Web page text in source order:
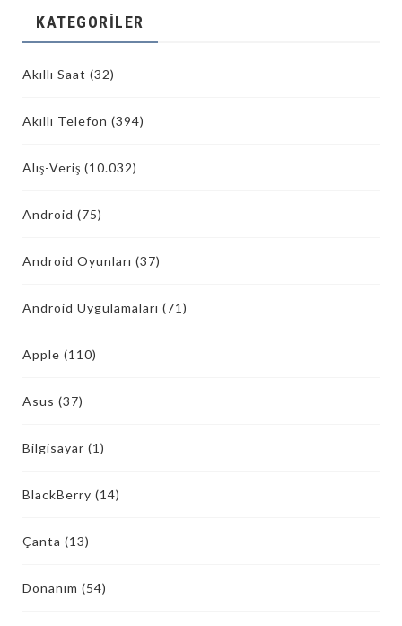
KATEGORILER
Akıllı Saat (32)
Akıllı Telefon (394)
Alış-Veriş (10.032)
Android (75)
Android Oyunları (37)
Android Uygulamaları (71)
Apple (110)
Asus (37)
Bilgisayar (1)
BlackBerry (14)
Çanta (13)
Donanım (54)